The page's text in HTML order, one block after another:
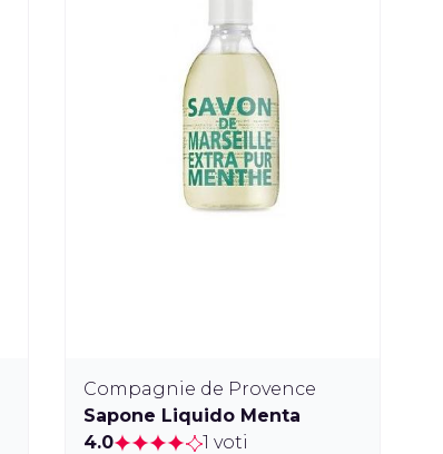
Compagnie de Provence
Sapone Liquido Menta
4.0
1 voti